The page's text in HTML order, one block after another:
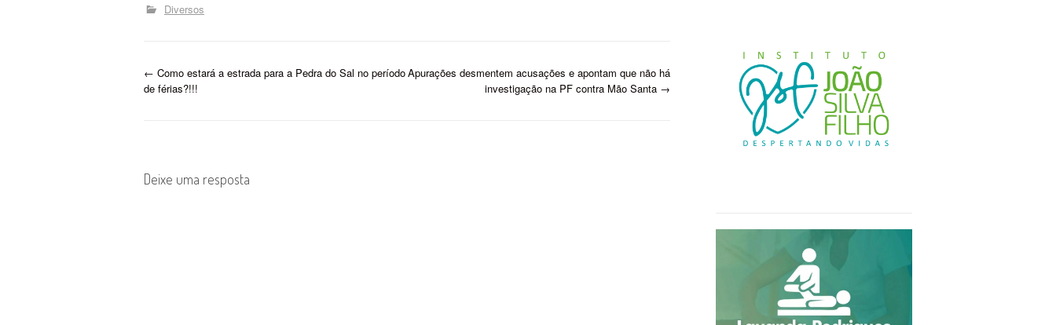
Diversos
P
t
← Como estará a estrada para a Pedra do Sal no período
de férias?!!!
Apurações desmentem acusações e apontam que não há
investigação na PF contra Mão Santa →
Deixe uma resposta